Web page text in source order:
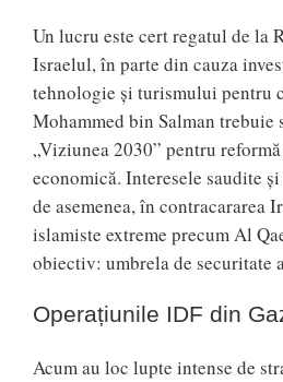
Un lucru este cert regatul de la
Israelul, în parte din cauza
tehnologie și turismului pentru
Mohammed bin Salman trebuie
„Viziunea 2030” pentru
economică. Interesele saudite
de asemenea, în contracararea
islamiste extreme precum Al
obiectiv: umbrela de securitate
Operațiunile IDF din
Acum au loc lupte intense de